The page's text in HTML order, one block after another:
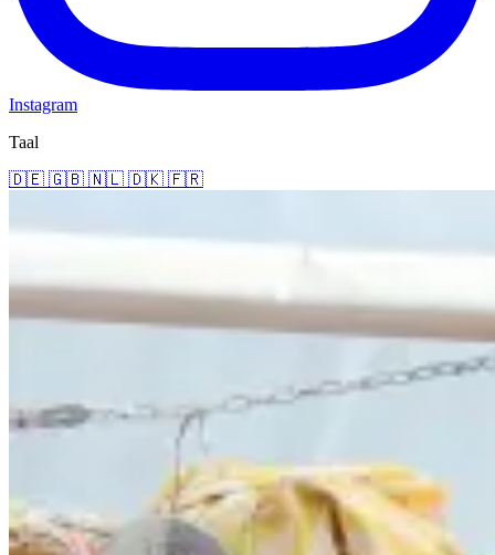
Instagram
Taal
🇩🇪 🇬🇧 🇳🇱 🇩🇰 🇫🇷